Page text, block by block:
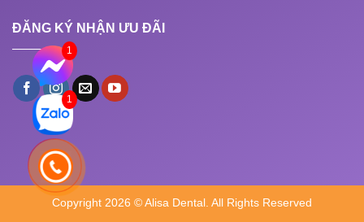
ĐĂNG KÝ NHẬN ƯU ĐÃI
Copyright 2026 © Alisa Dental. All Rights Reserved
1
1